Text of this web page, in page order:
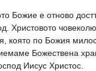
Божие е отново
Христовото
която по Божия
Божествена
Иисус Христос.